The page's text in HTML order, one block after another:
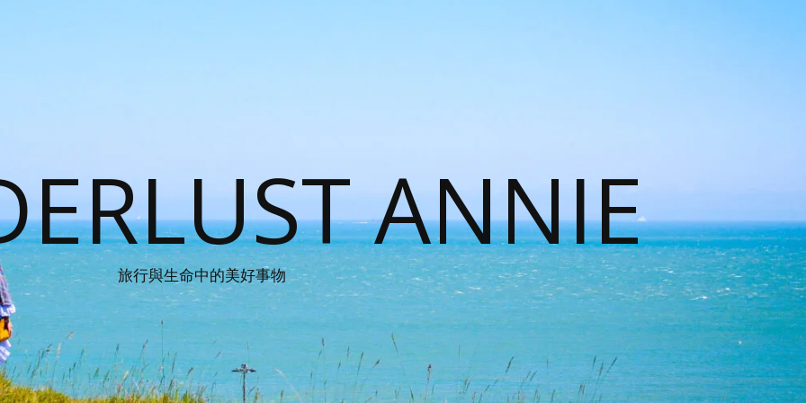
ANNIE
旅行與生命中的美好事物